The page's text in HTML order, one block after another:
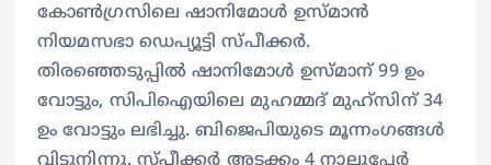
കോൺഗ്രസിലെ ഷാനിമോൾ ഉസ്മാൻ
നിയമസഭാ ഡെപ്യൂട്ടി സ്പീക്കർ.
തിരഞ്ഞെടുപ്പിൽ ഷാനിമോൾ ഉസ്മാന് 99 ഉം
വോട്ടും, സിപിഐയിലെ മുഹമ്മദ് മുഹ്സിന് 34
ഉം വോട്ടും ലഭിച്ചു. ബിജെപിയുടെ മൂന്നംഗങ്ങൾ
വിട്ടുനിന്നു. സ്പീക്കർ അടക്കം 4 നാലുപേർ